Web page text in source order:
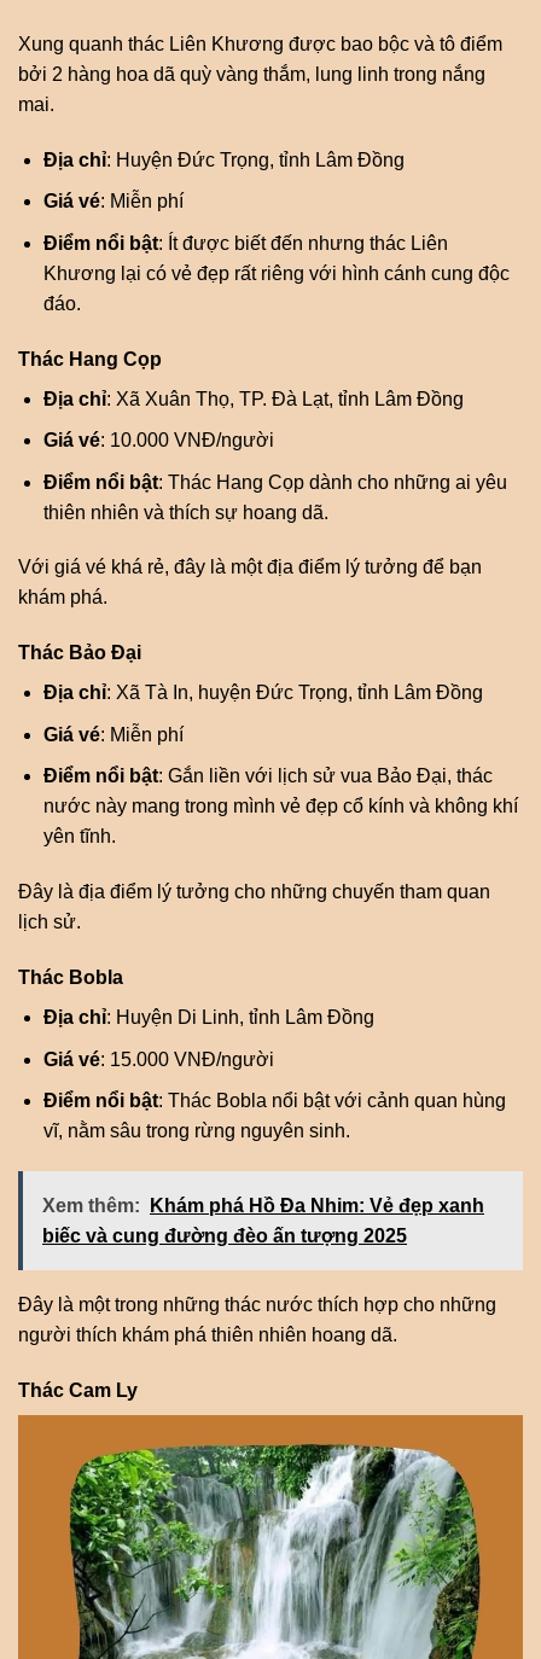
Xung quanh thác Liên Khương được bao bộc và tô điểm
bởi 2 hàng hoa dã quỳ vàng thắm, lung linh trong nắng
mai.
Địa chỉ: Huyện Đức Trọng, tỉnh Lâm Đồng
Giá vé: Miễn phí
Điểm nổi bật: Ít được biết đến nhưng thác Liên
Khương lại có vẻ đẹp rất riêng với hình cánh cung độc
đáo.
Thác Hang Cọp
Địa chỉ: Xã Xuân Thọ, TP. Đà Lạt, tỉnh Lâm Đồng
Giá vé: 10.000 VNĐ/người
Điểm nổi bật: Thác Hang Cọp dành cho những ai yêu
thiên nhiên và thích sự hoang dã.
Với giá vé khá rẻ, đây là một địa điểm lý tưởng để bạn
khám phá.
Thác Bảo Đại
Địa chỉ: Xã Tà In, huyện Đức Trọng, tỉnh Lâm Đồng
Giá vé: Miễn phí
Điểm nổi bật: Gắn liền với lịch sử vua Bảo Đại, thác
nước này mang trong mình vẻ đẹp cổ kính và không khí
yên tĩnh.
Đây là địa điểm lý tưởng cho những chuyến tham quan
lịch sử.
Thác Bobla
Địa chỉ: Huyện Di Linh, tỉnh Lâm Đồng
Giá vé: 15.000 VNĐ/người
Điểm nổi bật: Thác Bobla nổi bật với cảnh quan hùng
vĩ, nằm sâu trong rừng nguyên sinh.
Xem thêm:
Khám phá Hồ Đa Nhim: Vẻ đẹp xanh
biếc và cung đường đèo ấn tượng 2025
Đây là một trong những thác nước thích hợp cho những
người thích khám phá thiên nhiên hoang dã.
Thác Cam Ly